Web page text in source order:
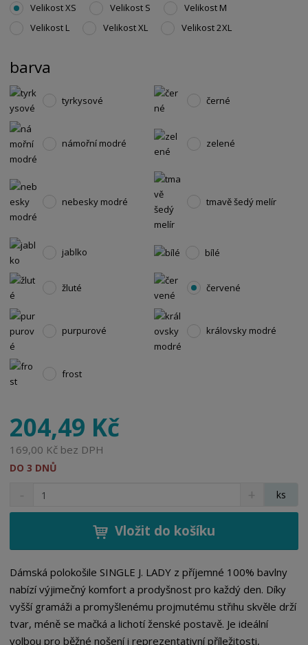
Velikost XS Velikost S
Velikost M
Velikost L
Velikost XL Velikost 2XL
barva
tyrkysové černé
námořní modré zelené
nebesky modré tmavě šedý melír
jablko bílé
žluté červené
purpurové královsky modré
frost
204,49 Kč
169,00 Kč bez DPH
DO 3 DNŮ
i
p
o
č
e
t
v
t
m
n
o
ž
s
í
i
m
n
o
ž
s
t
ks
Vložit do košíku
Dámská polokošile SINGLE J. LADY z příjemné 100% bavlny
nabízí výjimečný komfort a prodyšnost pro každý den. Díky
vyšší gramáži a promyšlenému projmutému střihu skvěle drží
tvar, méně se mačká a lichotí ženské postavě. Je ideální
volbou pro běžné nošení i reprezentativní příležitosti,